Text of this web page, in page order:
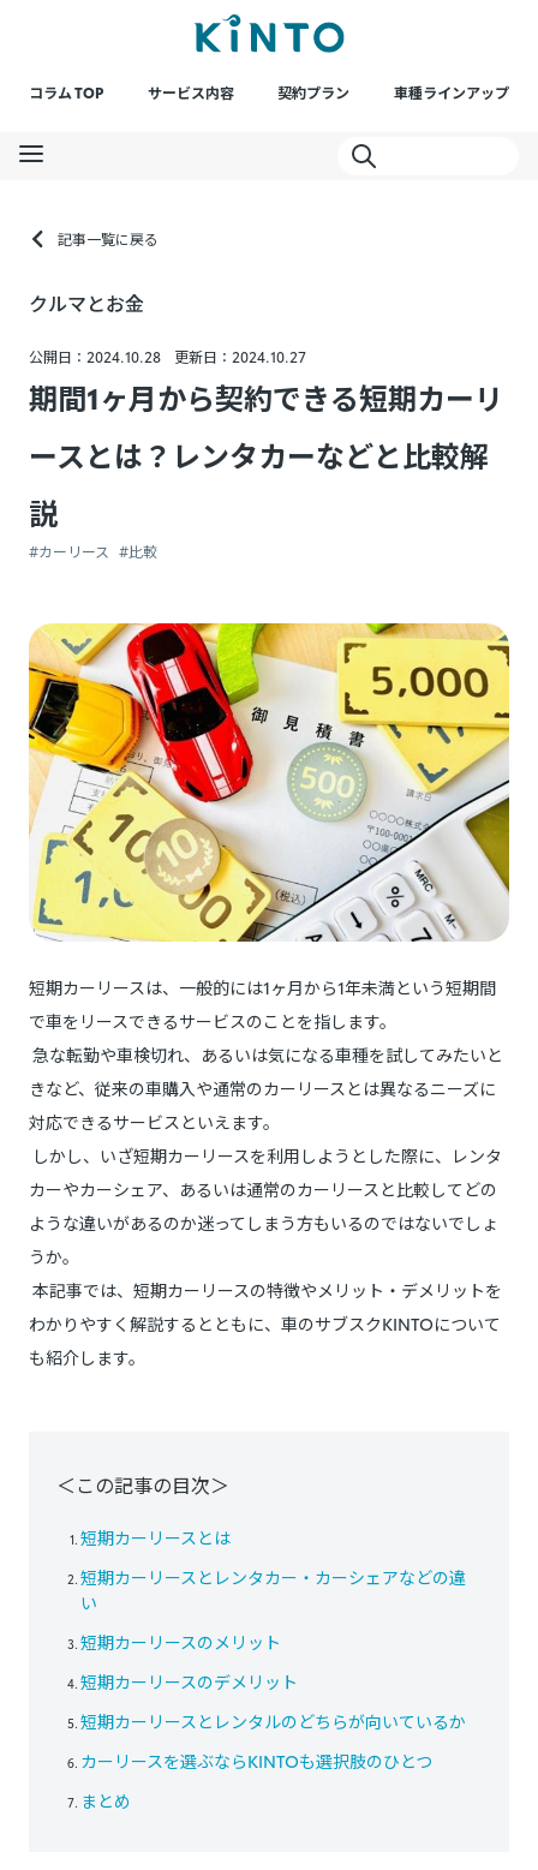
コラム TOP サービス内容 契約プラン 車種ラインアップ
記事一覧に戻る
クルマとお金
公開日：2024.10.28 更新日：2024.10.27
期間1ヶ月から契約できる短期カーリ
ースとは？レンタカーなどと比較解
説
#カーリース #比較
短期カーリースは、一般的には1ヶ月から1年未満という短期間
で車をリースできるサービスのことを指します。
急な転勤や車検切れ、あるいは気になる車種を試してみたいと
きなど、従来の車購入や通常のカーリースとは異なるニーズに
対応できるサービスといえます。
しかし、いざ短期カーリースを利用しようとした際に、レンタ
カーやカーシェア、あるいは通常のカーリースと比較してどの
ような違いがあるのか迷ってしまう方もいるのではないでしょ
うか。
本記事では、短期カーリースの特徴やメリット・デメリットを
わかりやすく解説するとともに、車のサブスクKINTOについて
も紹介します。
＜この記事の目次＞
短期カーリースとは
短期カーリースとレンタカー・カーシェアなどの違
い
短期カーリースのメリット
短期カーリースのデメリット
短期カーリースとレンタルのどちらが向いているか
カーリースを選ぶならKINTOも選択肢のひとつ
まとめ